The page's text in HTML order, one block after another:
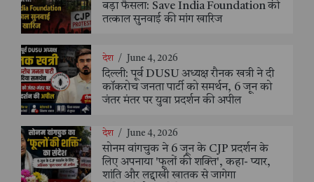
बड़ा फैसला: Save India Foundation की
तत्काल सुनवाई की मांग खारिज
देश / June 4, 2026
दिल्ली: पूर्व DUSU अध्यक्ष रौनक खत्री ने दी
कॉकरोच जनता पार्टी को समर्थन, 6 जून को
जंतर मंतर पर युवा प्रदर्शन की अपील
देश / June 4, 2026
सोनम वांगचुक ने 6 जून के CJP प्रदर्शन के
लिए अपनाया 'फूलों की शक्ति', कहा- प्यार,
शांति और लद्दाखी खातक से जागेगा